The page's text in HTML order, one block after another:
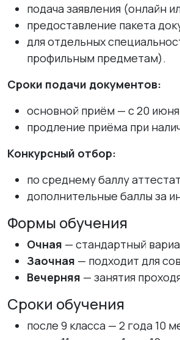
подача заявления (онлайн
предоставление пакета
для отдельных
профильным предметам).
Сроки подачи документов:
основной приём — с 20 июня
продление приёма при
Конкурсный отбор:
по среднему баллу
дополнительные баллы за
Формы обучения
Очная — стандартный
Заочная — подходит для
Вечерняя — занятия
Сроки обучения
после 9 класса — 2 года 10